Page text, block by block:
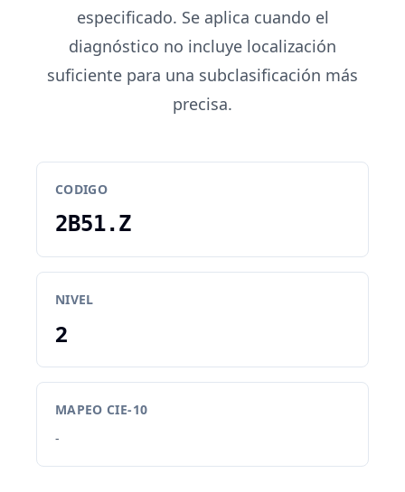
especificado. Se aplica cuando el
diagnóstico no incluye localización
suficiente para una subclasificación más
precisa.
CODIGO
2B51.Z
NIVEL
2
MAPEO CIE-10
-